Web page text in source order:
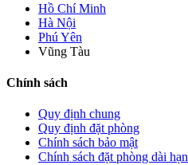
Hồ Chí Minh
Hà Nội
Phú Yên
Vũng Tàu
Chính sách
Quy định chung
Quy định đặt phòng
Chính sách bảo mật
Chính sách đặt phòng dài hạn